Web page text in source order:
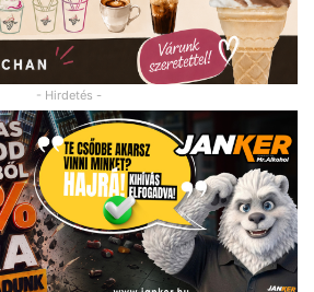
- Hirdetés -